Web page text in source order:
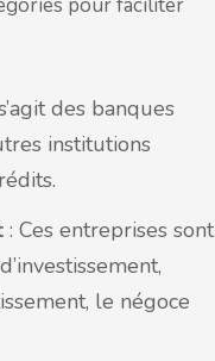
pour faciliter
des banques
institutions
: Ces entreprises sont
le négoce